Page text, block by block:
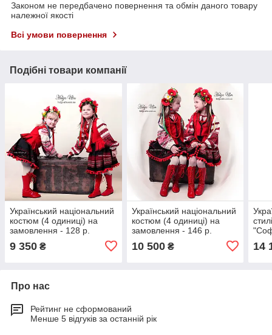
Законом не передбачено повернення та обмін даного товару
належної якості
Всі умови повернення
Подібні товари компанії
Український національний
костюм (4 одиниці) на
замовлення - 128 р.
9 350 ₴
Український національний
костюм (4 одиниці) на
замовлення - 146 р.
10 500₴ 14
Про нас
Рейтинг не сформований
Менше 5 відгуків за останній рік